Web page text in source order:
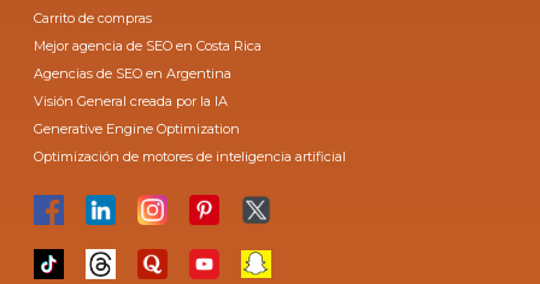
Carrito de compras
Mejor agencia de SEO en Costa Rica
Agencias de SEO en Argentina
Visión General creada por la IA
Generative Engine Optimization
Optimización de motores de inteligencia artificial